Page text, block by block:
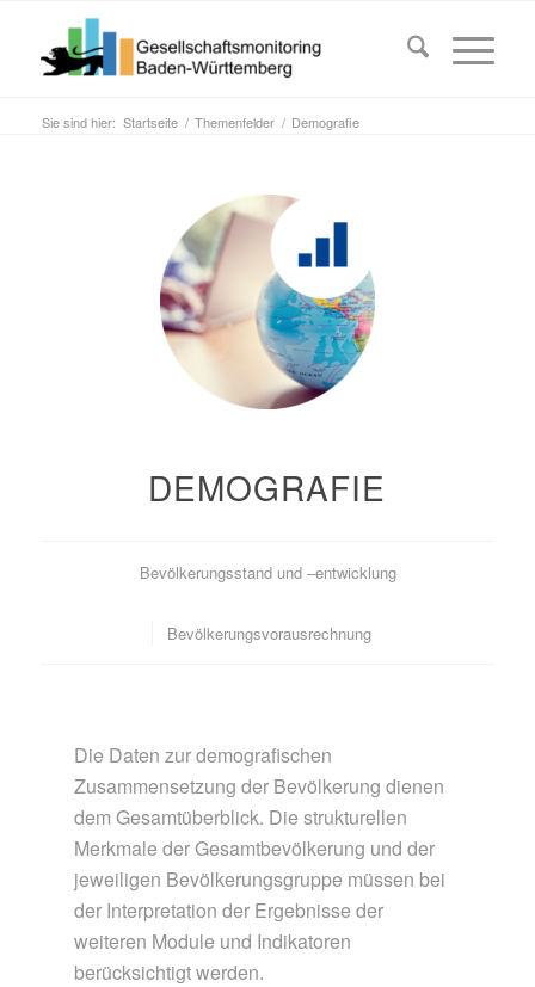
Sie sind hier: Startseite / Themenfelder / Demografie
DEMOGRAFIE
Bevölkerungsstand und –entwicklung
Bevölkerungsvorausrechnung
Die Daten zur demografischen
Zusammensetzung der Bevölkerung dienen
dem Gesamtüberblick. Die strukturellen
Merkmale der Gesamtbevölkerung und der
jeweiligen Bevölkerungsgruppe müssen bei
der Interpretation der Ergebnisse der
weiteren Module und Indikatoren
berücksichtigt werden.